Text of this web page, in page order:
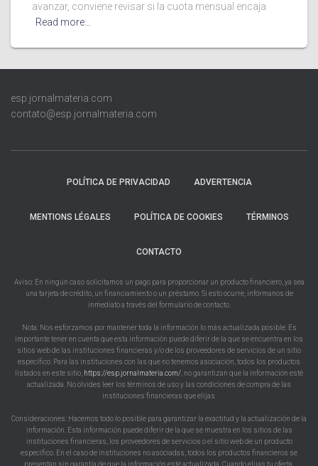
avanzar, conviene revisar si la cuota mensual encaja
Read more…
esp.jornalmateria.com
contato@esp.jornalmateria.com
POLÍTICA DE PRIVACIDAD ADVERTENCIA
MENTIONS LÉGALES POLÍTICA DE COOKIES TÉRMINOS
CONTACTO
Aviso: En ningún caso solicitamos un pago para proporcionar un producto financiero, ya sea
una tarjeta de crédito, un financiamiento o un préstamo. Si esto ocurre, infórmanos de
inmediato a través del formulario de contacto.
Nota: Nos esforzamos por mantener toda la información lo más actualizada posible. Es
importante tener en cuenta que esta información puede diferir de la que se encuentra en los
sitios web de las instituciones financieras y/o de los proveedores de servicios de un sitio
específico. Para las instituciones con las que no tenemos asociación, todos los productos
listados en este sitio, https://esp.jornalmateria.com/ , no garantizan que la información esté
actualizada. No olvides leer los términos de uso y las condiciones de compra de las
instituciones financieras que elijas.
Consideraciones: Hacemos todo lo posible para garantizar la exactitud y la actualización de la
información. Esta información puede diferir de la que se muestra en los sitios de las
instituciones financieras, los proveedores de servicios o el sitio web de un producto
específico. En el caso de instituciones no asociadas, todos los productos financieros se
presentan sin garantía de que la información esté actualizada. Cuando elijas tu oferta,